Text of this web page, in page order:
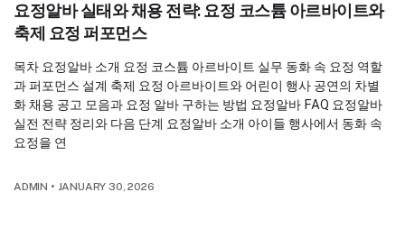
요정알바 실태와 채용 전략: 요정 코스튬 아르바이트와
축제 요정 퍼포먼스
목차 요정알바 소개 요정 코스튬 아르바이트 실무 동화 속 요정 역할
과 퍼포먼스 설계 축제 요정 아르바이트와 어린이 행사 공연의 차별
화 채용 공고 모음과 요정 알바 구하는 방법 요정알바 FAQ 요정알바
실전 전략 정리와 다음 단계 요정알바 소개 아이들 행사에서 동화 속
요정을 연
ADMIN • JANUARY 30, 2026